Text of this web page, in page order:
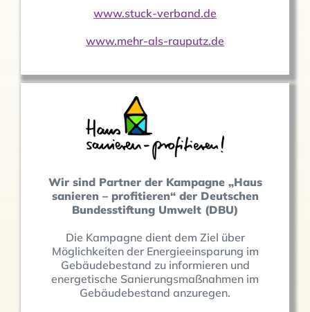
www.stuck-verband.de
www.mehr-als-rauputz.de
Wir sind Partner der Kampagne „Haus
sanieren – profitieren“ der Deutschen
Bundesstiftung Umwelt (DBU)
Die Kampagne dient dem Ziel über
Möglichkeiten der Energieeinsparung im
Gebäudebestand zu informieren und
energetische Sanierungsmaßnahmen im
Gebäudebestand anzuregen.